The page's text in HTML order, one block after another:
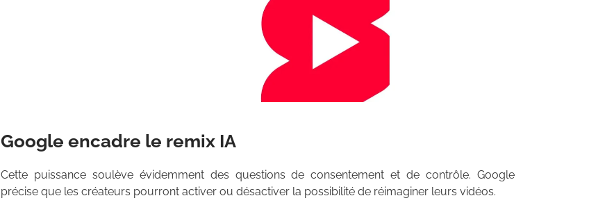
Google encadre le remix IA
Cette puissance soulève évidemment des questions de consentement et de contrôle. Google
précise que les créateurs pourront activer ou désactiver la possibilité de réimaginer leurs vidéos.